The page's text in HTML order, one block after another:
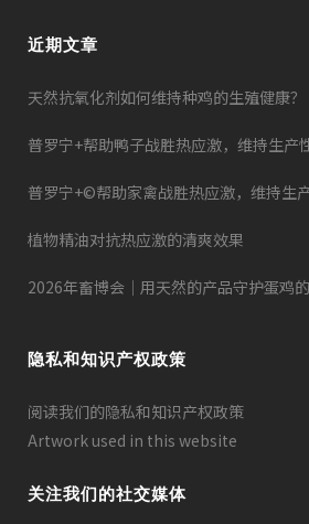
近期文章
天然抗氧化剂如何维持种鸡的生殖健康？
普罗宁+帮助鸭子战胜热应激，维持生产
普罗宁+©帮助家禽战胜热应激，维持生
植物精油对抗热应激的清爽效果
2026年畜博会｜用天然的产品守护蛋鸡
隐私和知识产权政策
阅读我们的隐私和知识产权政策
Artwork used in this website
关注我们的社交媒体